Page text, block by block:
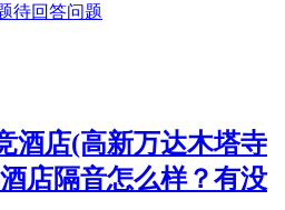
待回答问题
酒店(高新万达木塔寺
店隔音怎么样？有没